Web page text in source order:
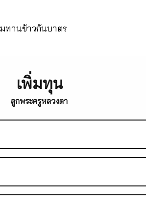
ทานข้าวก้นบาตร
เพิ่มทุน
ลูกพระครูหลวงตา